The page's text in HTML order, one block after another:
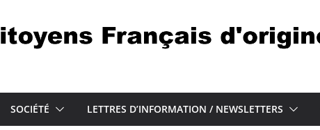
SOCIÉTÉ LETTRES D’INFORMATION / NEWSLETTERS